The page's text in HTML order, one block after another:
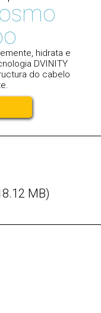
hidrata e
DVINITY
do cabelo
MB)